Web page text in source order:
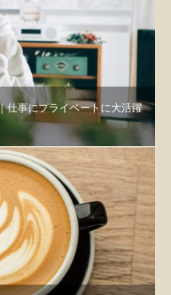
仕事にプライベートに大活躍